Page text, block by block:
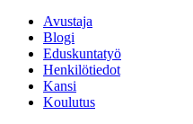
Avustaja
Blogi
Eduskuntatyö
Henkilötiedot
Kansi
Koulutus